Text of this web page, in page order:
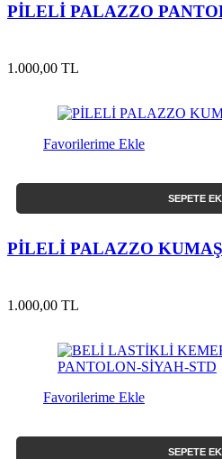
PİLELİ PALAZZO
1.000,00 TL
Favorilerime Ekle
SEPETE
PİLELİ PALAZZO
1.000,00 TL
Favorilerime Ekle
SEPETE